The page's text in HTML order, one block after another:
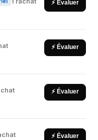
⚡ Évaluer
⚡ Évaluer
⚡ Évaluer
⚡ Évaluer